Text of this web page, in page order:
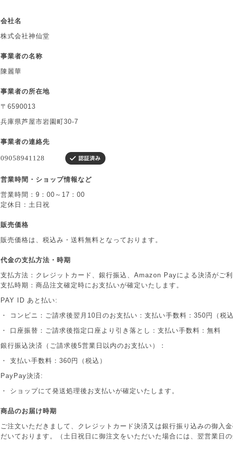
会社名
株式会社神仙堂
事業者の名称
陳麗華
事業者の所在地
〒6590013
兵庫県芦屋市岩園町30-7
事業者の連絡先
営業時間・ショップ情報など
営業時間：9：00～17：00
定休日：土日祝
販売価格
販売価格は、税込み・送料無料となっております。
代金の支払方法・時期
支払方法：クレジットカード、銀行振込、Amazon Payによる決済がご利
支払時期：商品注文確定時にお支払いが確定いたします。
PAY ID あと払い:
・ コンビニ：ご請求後翌月10日のお支払い：支払い手数料：350円（税込
・ 口座振替：ご請求後指定口座より引き落とし：支払い手数料：無料
銀行振込決済（ご請求後5営業日以内のお支払い）：
・ 支払い手数料：360円（税込）
PayPay決済:
・ ショップにて発送処理後お支払いが確定いたします。
商品のお届け時期
ご注文いただきまして、クレジットカード決済又は銀行振り込みの御入
だいております。（土日祝日に御注文をいただいた場合には、翌営業日